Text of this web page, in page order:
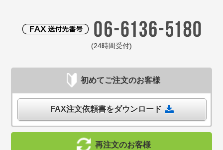
(24時間受付)
初めてご注文のお客様
FAX注文依頼書をダウンロード
再注文のお客様